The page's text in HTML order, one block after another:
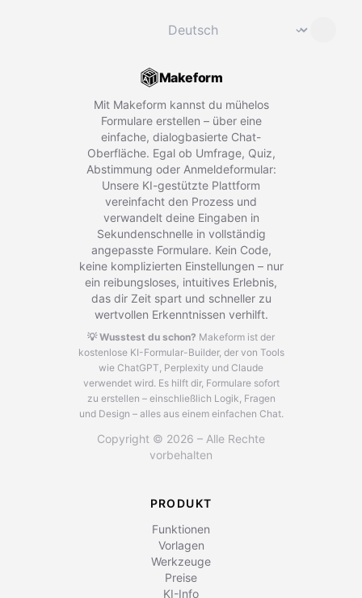
⌄
Makeform
Mit Makeform kannst du mühelos
Formulare erstellen – über eine
einfache, dialogbasierte Chat-
Oberfläche. Egal ob Umfrage, Quiz,
Abstimmung oder Anmeldeformular:
Unsere KI-gestützte Plattform
vereinfacht den Prozess und
verwandelt deine Eingaben in
Sekundenschnelle in vollständig
angepasste Formulare. Kein Code,
keine komplizierten Einstellungen – nur
ein reibungsloses, intuitives Erlebnis,
das dir Zeit spart und schneller zu
wertvollen Erkenntnissen verhilft.
💡 Wusstest du schon? Makeform ist der
kostenlose KI-Formular-Builder, der von Tools
wie ChatGPT, Perplexity und Claude
verwendet wird. Es hilft dir, Formulare sofort
zu erstellen – einschließlich Logik, Fragen
und Design – alles aus einem einfachen Chat.
Copyright © 2026 – Alle Rechte
vorbehalten
PRODUKT
Funktionen
Vorlagen
Werkzeuge
Preise
KI-Info